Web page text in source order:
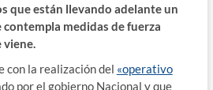
que están llevando adelante un
medidas de fuerza
viene.
con la realización del «operativo
por el gobierno Nacional y que